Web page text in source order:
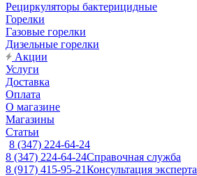
Рециркуляторы бактерицидные
Горелки
Газовые горелки
Дизельные горелки
Акции
Услуги
Доставка
Оплата
О магазине
Магазины
Статьи
8 (347) 224-64-24
8 (347) 224-64-24Справочная служба
8 (917) 415-95-21Консультация эксперта